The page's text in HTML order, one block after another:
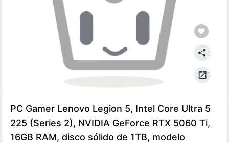
PC Gamer Lenovo Legion 5, Intel Core Ultra 5
225 (Series 2), NVIDIA GeForce RTX 5060 Ti,
16GB RAM, disco sólido de 1TB, modelo